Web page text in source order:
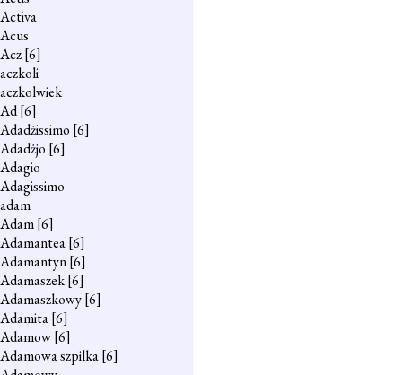
Activa
Acus
Acz[6]
aczkoli
aczkolwiek
Ad[6]
Adadżissimo [6]
Adadżjo [6]
Adagio
Adagissimo
adam
Adam[6]
Adamantea[6]
Adamantyn[6]
Adamaszek[6]
Adamaszkowy[6]
Adamita[6]
Adamow[6]
Adamowa szpilka[6]